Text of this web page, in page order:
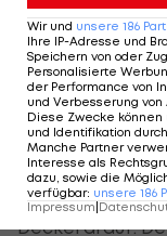
Undav liefert
aus VfB-Sicht:
Angreifer
geben sich
verkürzt auf 2:4,
In der
Deckel drauf:
Wir und unsere 186
Ihre IP-Adresse und
Speichern von oder
Personalisierte
der Performance von
und Verbesserung
Diese Zwecke
und Identifikation
Manche Partner
Interesse als
dazu, sowie die
verfügbar: unsere 186
Impressum|